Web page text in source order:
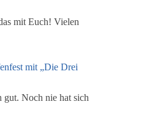
mit Euch! Vielen
mit „Die Drei
Noch nie hat sich